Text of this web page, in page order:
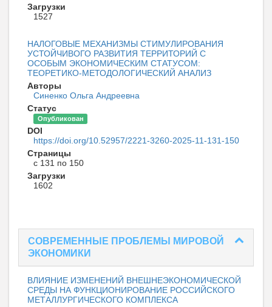
Загрузки
1527
НАЛОГОВЫЕ МЕХАНИЗМЫ СТИМУЛИРОВАНИЯ
УСТОЙЧИВОГО РАЗВИТИЯ ТЕРРИТОРИЙ С
ОСОБЫМ ЭКОНОМИЧЕСКИМ СТАТУСОМ:
ТЕОРЕТИКО-МЕТОДОЛОГИЧЕСКИЙ АНАЛИЗ
Авторы
Синенко Ольга Андреевна
Статус
Опубликован
DOI
https://doi.org/10.52957/2221-3260-2025-11-131-150
Страницы
с 131 по 150
Загрузки
1602
СОВРЕМЕННЫЕ ПРОБЛЕМЫ МИРОВОЙ
ЭКОНОМИКИ
ВЛИЯНИЕ ИЗМЕНЕНИЙ ВНЕШНЕЭКОНОМИЧЕСКОЙ
СРЕДЫ НА ФУНКЦИОНИРОВАНИЕ РОССИЙСКОГО
МЕТАЛЛУРГИЧЕСКОГО КОМПЛЕКСА